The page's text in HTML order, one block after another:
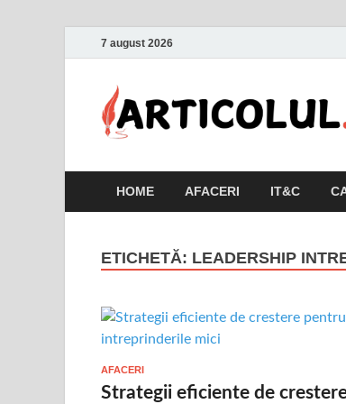
7 august 2026
HOME AFACERI IT&C
ETICHETĂ: LEADERSHIP
AFACERI
Strategii eficiente de